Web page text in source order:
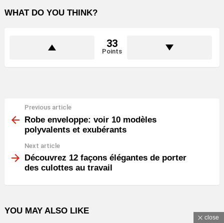
WHAT DO YOU THINK?
33
Points
more
Previous article
Robe enveloppe: voir 10 modèles
polyvalents et exubérants
Next article
Découvrez 12 façons élégantes de porter
des culottes au travail
YOU MAY ALSO LIKE
close